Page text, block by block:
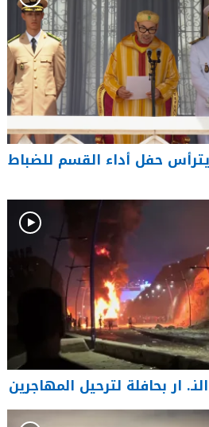
حفل أداء القسم للضباط
ار بحافلة لترحيل المهاجرين